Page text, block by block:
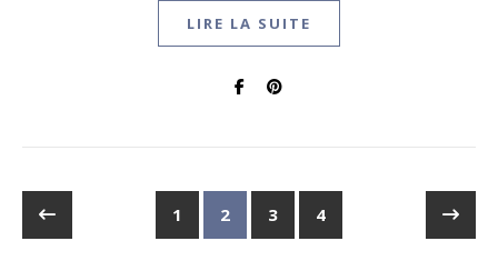
LIRE LA SUITE
1 2 3 4